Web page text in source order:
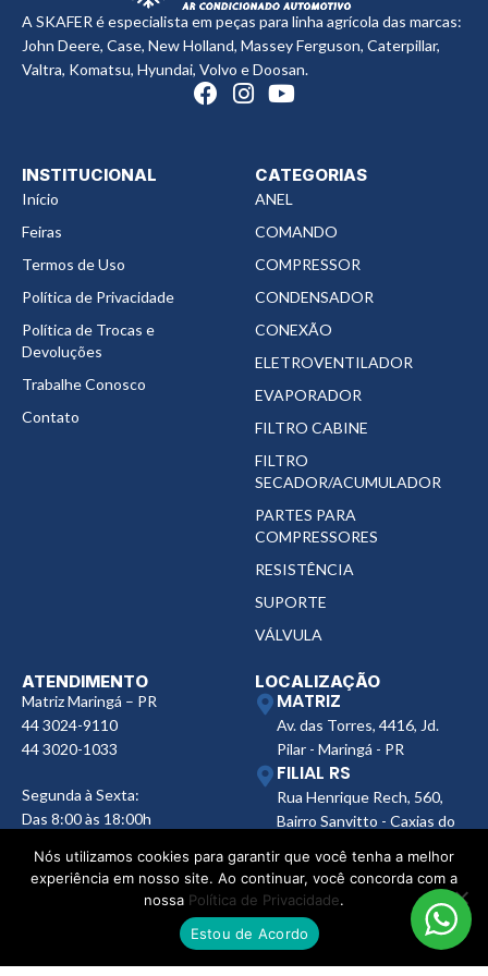
A SKAFER é especialista em peças para linha agrícola das marcas:
John Deere, Case, New Holland, Massey Ferguson, Caterpillar,
Valtra, Komatsu, Hyundai, Volvo e Doosan.
INSTITUCIONAL
Início
Feiras
Termos de Uso
Política de Privacidade
Política de Trocas e
Devoluções
Trabalhe Conosco
Contato
CATEGORIAS
ANEL
COMANDO
COMPRESSOR
CONDENSADOR
CONEXÃO
ELETROVENTILADOR
EVAPORADOR
FILTRO CABINE
FILTRO
SECADOR/ACUMULADOR
PARTES PARA
COMPRESSORES
RESISTÊNCIA
SUPORTE
VÁLVULA
ATENDIMENTO
Matriz Maringá – PR
44 3024-9110
44 3020-1033
Segunda à Sexta:
Das 8:00 às 18:00h
LOCALIZAÇÃO
MATRIZ
Av. das Torres, 4416, Jd.
Pilar - Maringá - PR
FILIAL RS
Rua Henrique Rech, 560,
Bairro Sanvitto - Caxias do
FILIAL SP
Av. Ana Jacinta, 2450,
Núcleo Bartholomeu Bueno
de Miranda, Presidente
Prudente - SP
Nós utilizamos cookies para garantir que você tenha a melhor
experiência em nosso site. Ao continuar, você concorda com a
nossa Política de Privacidade.
Estou de Acordo